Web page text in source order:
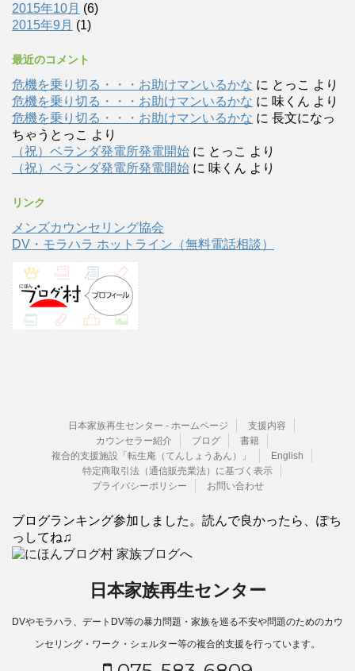
2015年10月 (6)
2015年9月 (1)
最近のコメント
危機を乗り切る・・・お助けマンいるかな に とっこ より
危機を乗り切る・・・お助けマンいるかな に 味くん より
危機を乗り切る・・・お助けマンいるかな に 長文になっ
ちゃうとっこ より
（祝）ベランダ発電所発電開始 に とっこ より
（祝）ベランダ発電所発電開始 に 味くん より
リンク
メンズカウンセリング協会
DV・モラハラ ホットライン（無料電話相談）
日本家族再生センター - ホームページ
支援内容
カウンセラー紹介
ブログ
書籍
複合的支援施設「転生庵（てんしょうあん）」
English
特定商取引法（通信販売業法）に基づく表示
プライバシーポリシー
お問い合わせ
ブログランキング参加しました。読んで良かったら、ぽち
っしてね♫
日本家族再生センター
DVやモラハラ、デートDV等の暴力問題・家族を巡る不安や問題のためのカウ
ンセリング・ワーク・シェルター等の複合的支援を行っています。